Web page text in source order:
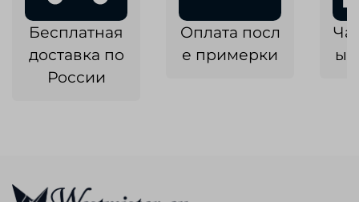
Бесплатная
доставка по
России
Оплата посл
е примерки